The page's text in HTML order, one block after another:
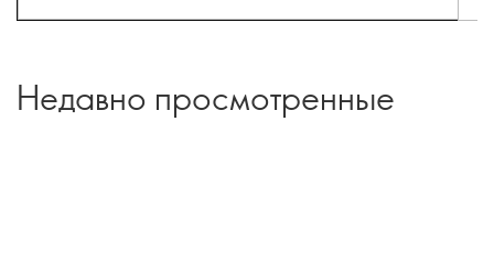
Недавно просмотренные